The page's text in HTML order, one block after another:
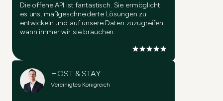
Die offene API ist fantastisch. Sie ermöglicht
es uns, maßgeschneiderte Lösungen zu
entwickeln und auf unsere Daten zuzugreifen,
wann immer wir sie brauchen.
HOST & STAY
Vereinigtes Königreich